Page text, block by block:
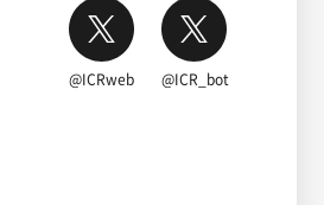
@ICRweb @ICR_bot